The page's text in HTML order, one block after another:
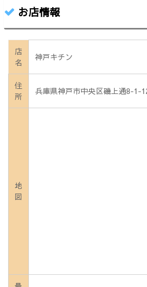
お店情報
店
名
神戸キチン
住
所
兵庫県神戸市中央区磯上通8-1-
地
図